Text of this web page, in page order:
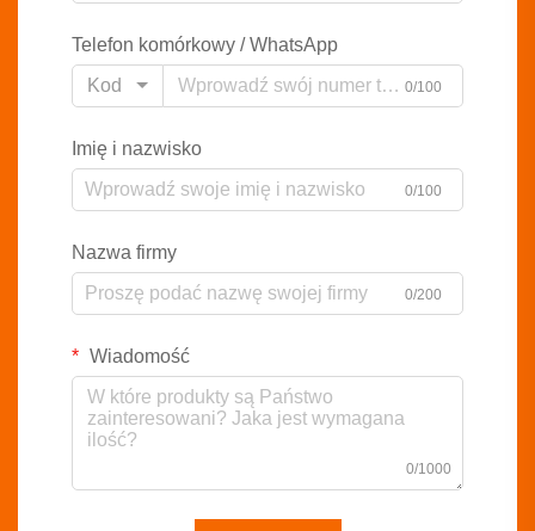
Telefon komórkowy / WhatsApp
Kod
0/100
Imię i nazwisko
0/100
Nazwa firmy
0/200
Wiadomość
0/1000